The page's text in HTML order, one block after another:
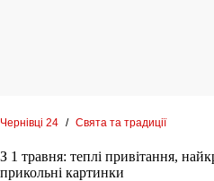
Чернівці 24 / Свята та традиції
З 1 травня: теплі привітання,
прикольні картинки